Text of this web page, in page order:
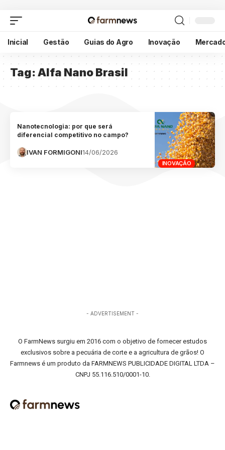
Inicial Gestão Guias do Agro Inovação
Tag:Alfa Nano Brasil
INOVAÇÃO
Nanotecnologia: por que será
diferencial competitivo no campo?
IVAN FORMIGONI14/06/2026
- ADVERTISEMENT -
O FarmNews surgiu em 2016 com o objetivo de fornecer estudos
exclusivos sobre a pecuária de corte e a agricultura de grãos! O
Farmnews é um produto da FARMNEWS PUBLICIDADE DIGITAL LTDA –
CNPJ 55.116.510/0001-10.